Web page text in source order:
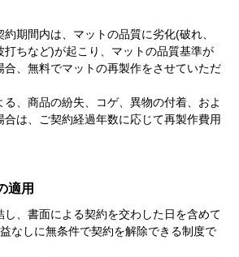
期間内は、マットの品質に劣化(破れ、
打ちなど)が起こり、マットの品質基準が
合、無料でマットの再製作をさせていただ
、商品の紛失、コゲ、異物の付着、およ
は、ご契約経過年数に応じて再製作費用
適用
し、書面による契約を交わした日を含めて
なしに無条件で契約を解除できる制度で